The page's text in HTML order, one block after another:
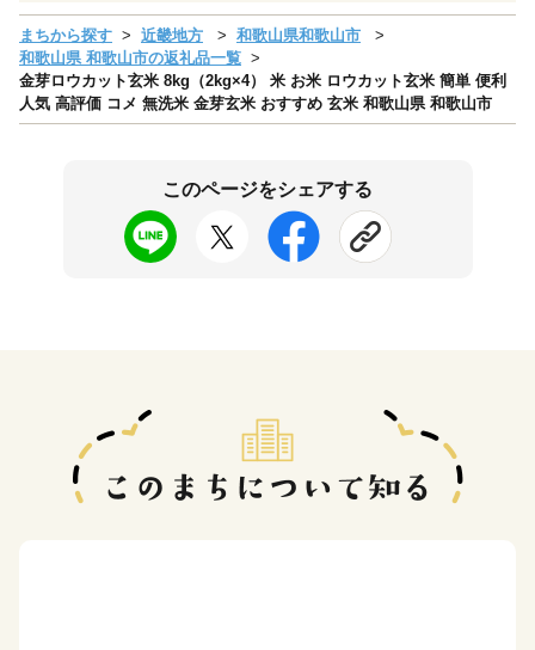
まちから探す 近畿地方
和歌山県和歌山市
和歌山県 和歌山市の返礼品一覧
金芽ロウカット玄米 8kg（2kg×4） 米 お米 ロウカット玄米 簡単 便利
人気 高評価 コメ 無洗米 金芽玄米 おすすめ 玄米 和歌山県 和歌山市
このページをシェアする